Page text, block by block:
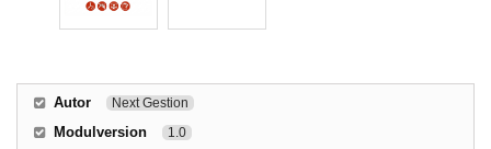
Autor Next Gestion
Modulversion 1.0